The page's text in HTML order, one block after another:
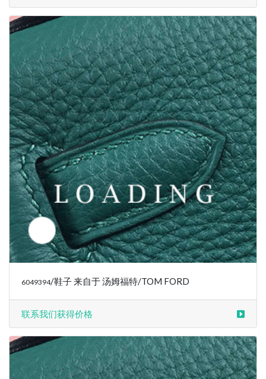
6049394 /鞋子 来自于 汤姆福特/TOM FORD